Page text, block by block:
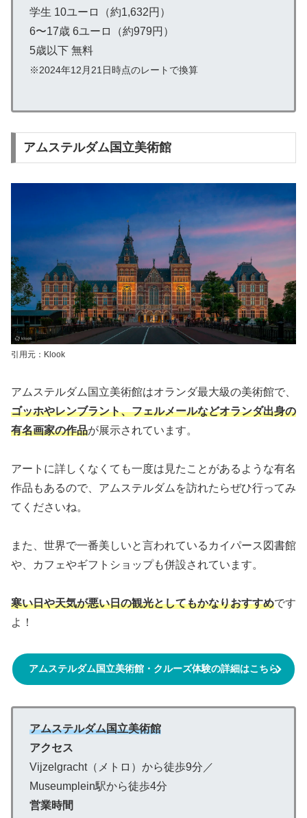
学生 10ユーロ（約1,632円）
6〜17歳 6ユーロ（約979円）
5歳以下 無料
※2024年12月21日時点のレートで換算
アムステルダム国立美術館
引用元：Klook
アムステルダム国立美術館はオランダ最大級の美術館で、
ゴッホやレンブラント、フェルメールなどオランダ出身の
有名画家の作品が展示されています。
アートに詳しくなくても一度は見たことがあるような有名
作品もあるので、アムステルダムを訪れたらぜひ行ってみ
てくださいね。
また、世界で一番美しいと言われているカイパース図書館
や、カフェやギフトショップも併設されています。
寒い日や天気が悪い日の観光としてもかなりおすすめです
よ！
アムステルダム国立美術館・クルーズ体験の詳細はこちら
アムステルダム国立美術館
アクセス
Vijzelgracht（メトロ）から徒歩9分／
Museumplein駅から徒歩4分
営業時間